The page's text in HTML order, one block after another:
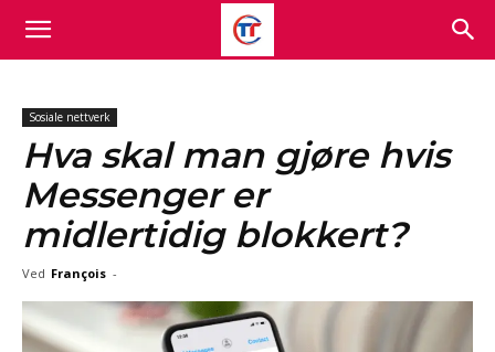
Sosiale nettverk
Hva skal man gjøre hvis
Messenger er
midlertidig blokkert?
Ved François -